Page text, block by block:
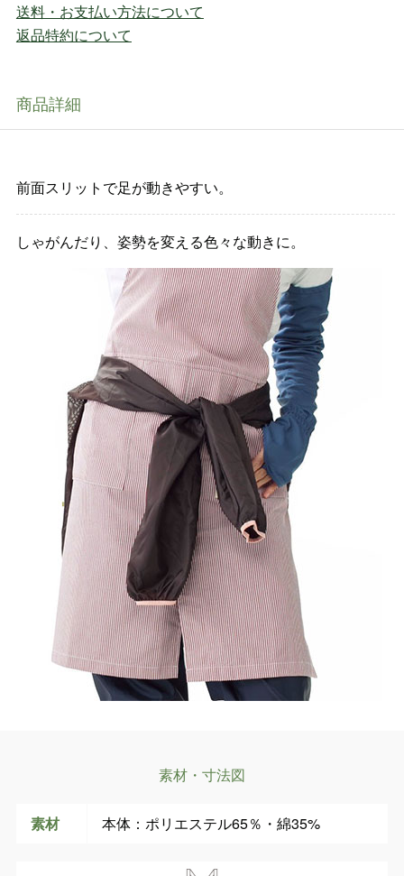
送料・お支払い方法について
返品特約について
商品詳細
前面スリットで足が動きやすい。
しゃがんだり、姿勢を変える色々な動きに。
素材・寸法図
素材 本体：ポリエステル65％・綿35%